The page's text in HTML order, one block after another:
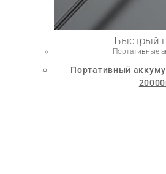
Быстрый
Портативные
Портативный